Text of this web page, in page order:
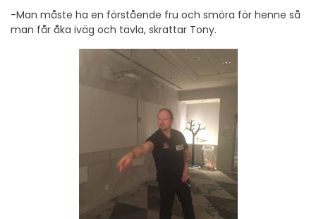
-Man måste ha en förstående fru och smöra för henne så
man får åka iväg och tävla, skrattar Tony.